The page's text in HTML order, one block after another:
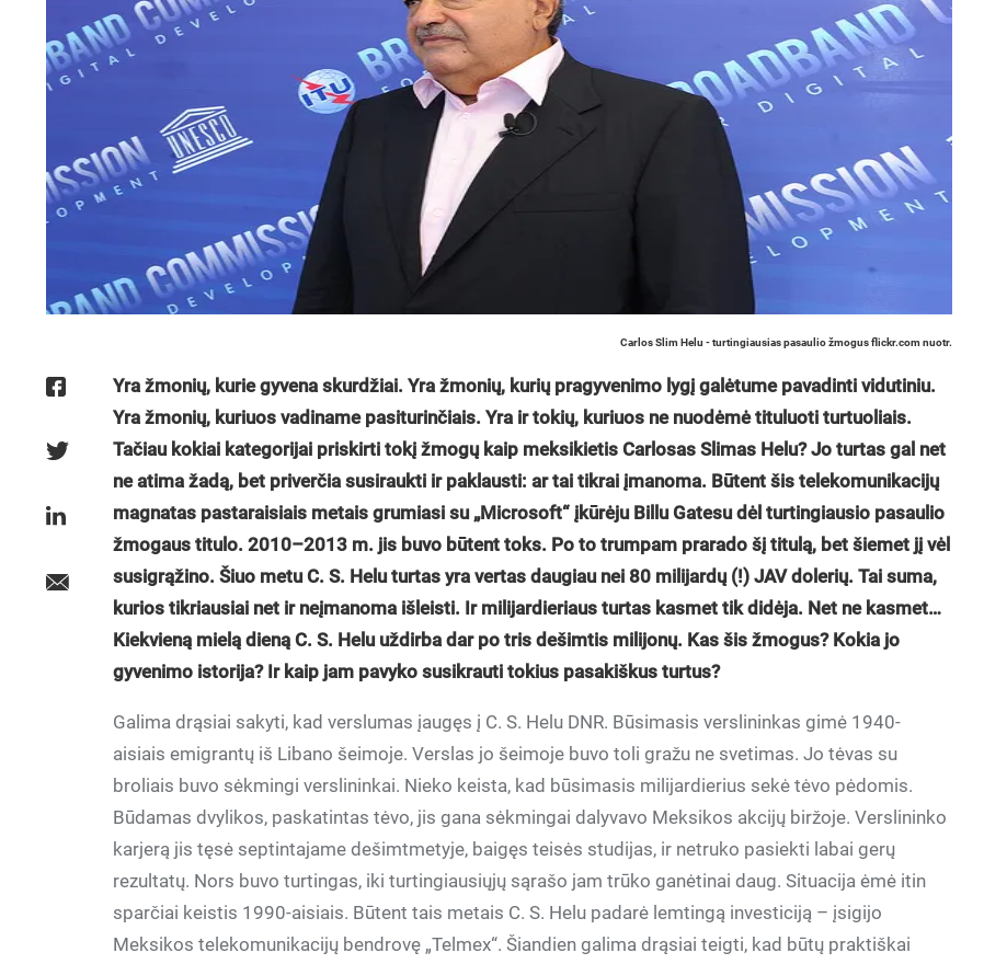
Carlos Slim Helu - turtingiausias pasaulio žmogus flickr.com nuotr.
Yra žmonių, kurie gyvena skurdžiai. Yra žmonių, kurių pragyvenimo lygį galėtume pavadinti vidutiniu.
Yra žmonių, kuriuos vadiname pasiturinčiais. Yra ir tokių, kuriuos ne nuodėmė tituluoti turtuoliais.
Tačiau kokiai kategorijai priskirti tokį žmogų kaip meksikietis Carlosas Slimas Helu? Jo turtas gal net
ne atima žadą, bet priverčia susiraukti ir paklausti: ar tai tikrai įmanoma. Būtent šis telekomunikacijų
magnatas pastaraisiais metais grumiasi su „Microsoft“ įkūrėju Billu Gatesu dėl turtingiausio pasaulio
žmogaus titulo. 2010–2013 m. jis buvo būtent toks. Po to trumpam prarado šį titulą, bet šiemet jį vėl
susigrąžino. Šiuo metu C. S. Helu turtas yra vertas daugiau nei 80 milijardų (!) JAV dolerių. Tai suma,
kurios tikriausiai net ir neįmanoma išleisti. Ir milijardieriaus turtas kasmet tik didėja. Net ne kasmet…
Kiekvieną mielą dieną C. S. Helu uždirba dar po tris dešimtis milijonų. Kas šis žmogus? Kokia jo
gyvenimo istorija? Ir kaip jam pavyko susikrauti tokius pasakiškus turtus?
Galima drąsiai sakyti, kad verslumas įaugęs į C. S. Helu DNR. Būsimasis verslininkas gimė 1940-
aisiais emigrantų iš Libano šeimoje. Verslas jo šeimoje buvo toli gražu ne svetimas. Jo tėvas su
broliais buvo sėkmingi verslininkai. Nieko keista, kad būsimasis milijardierius sekė tėvo pėdomis.
Būdamas dvylikos, paskatintas tėvo, jis gana sėkmingai dalyvavo Meksikos akcijų biržoje. Verslininko
karjerą jis tęsė septintajame dešimtmetyje, baigęs teisės studijas, ir netruko pasiekti labai gerų
rezultatų. Nors buvo turtingas, iki turtingiausiųjų sąrašo jam trūko ganėtinai daug. Situacija ėmė itin
sparčiai keistis 1990-aisiais. Būtent tais metais C. S. Helu padarė lemtingą investiciją – įsigijo
Meksikos telekomunikacijų bendrovę „Telmex“. Šiandien galima drąsiai teigti, kad būtų praktiškai